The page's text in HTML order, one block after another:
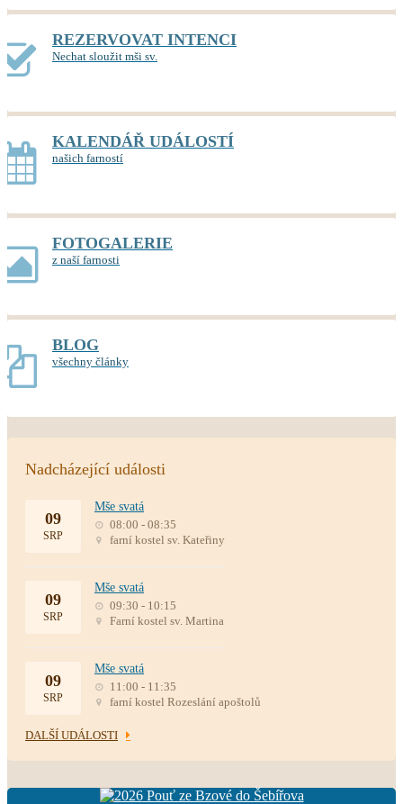
REZERVOVAT INTENCI
Nechat sloužit mši sv.
KALENDÁŘ UDÁLOSTÍ
našich farností
FOTOGALERIE
z naší farnosti
BLOG
všechny články
Nadcházející události
09
SRP
Mše svatá
08:00 - 08:35
farní kostel sv. Kateřiny
09
SRP
Mše svatá
09:30 - 10:15
Farní kostel sv. Martina
09
SRP
Mše svatá
11:00 - 11:35
farní kostel Rozeslání apoštolů
DALŠÍ UDÁLOSTI